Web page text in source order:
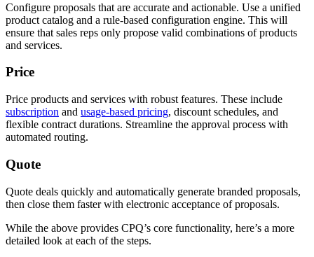
Configure proposals that are accurate and actionable. Use a unified
product catalog and a rule-based configuration engine. This will
ensure that sales reps only propose valid combinations of products
and services.
Price
Price products and services with robust features. These include
subscription and usage-based pricing, discount schedules, and
flexible contract durations. Streamline the approval process with
automated routing.
Quote
Quote deals quickly and automatically generate branded proposals,
then close them faster with electronic acceptance of proposals.
While the above provides CPQ’s core functionality, here’s a more
detailed look at each of the steps.